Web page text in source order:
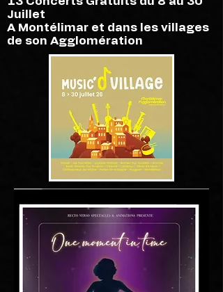
Juillet
A Montélimar et dans les villages
de son Agglomération